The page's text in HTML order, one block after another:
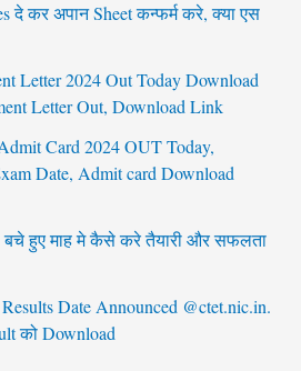
दे कर अपान Sheet कन्फर्म करे, क्या एस
Letter 2024 Out Today Download
Letter Out, Download Link
Card 2024 OUT Today,
Date, Admit card Download
हुए माह मे कैसे करे तैयारी और सफलता
Date Announced @ctet.nic.in.
को Download